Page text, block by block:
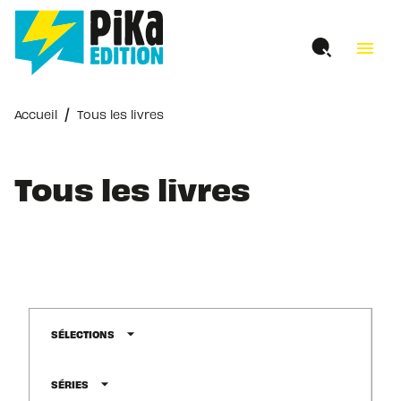
MENU RECHERCHE
PIED DE PAGE
menu
Accueil / Tous les livres
Tous les livres
SÉLECTIONS arrow_drop_down
SÉRIES arrow_drop_down